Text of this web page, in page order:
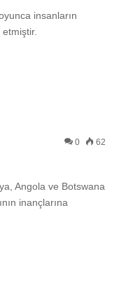
insanların
0 62
Angola ve Botswana
inançlarına